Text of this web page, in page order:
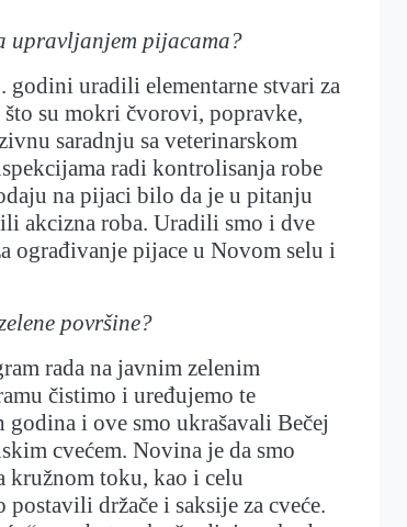
upravljanjem pijacama?
godini uradili elementarne stvari za
što su mokri čvorovi, popravke,
saradnju sa veterinarskom
radi kontrolisanja robe
na pijaci bilo da je u pitanju
akcizna roba. Uradili smo i dve
ograđivanje pijace u Novom selu i
površine?
rada na javnim zelenim
čistimo i uređujemo te
i ove smo ukrašavali Bečej
cvećem. Novina je da smo
kružnom toku, kao i celu
držače i saksije za cveće.